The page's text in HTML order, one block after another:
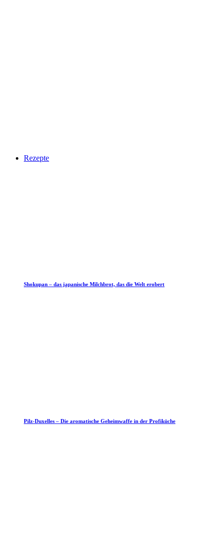
Rezepte
Shokupan – das japanische Milchbrot, das die Welt erobert
Pilz-Duxelles – Die aromatische Geheimwaffe in der Profiküche